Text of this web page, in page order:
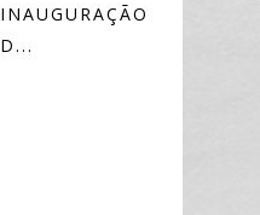
INAUGURAÇÃO
D...